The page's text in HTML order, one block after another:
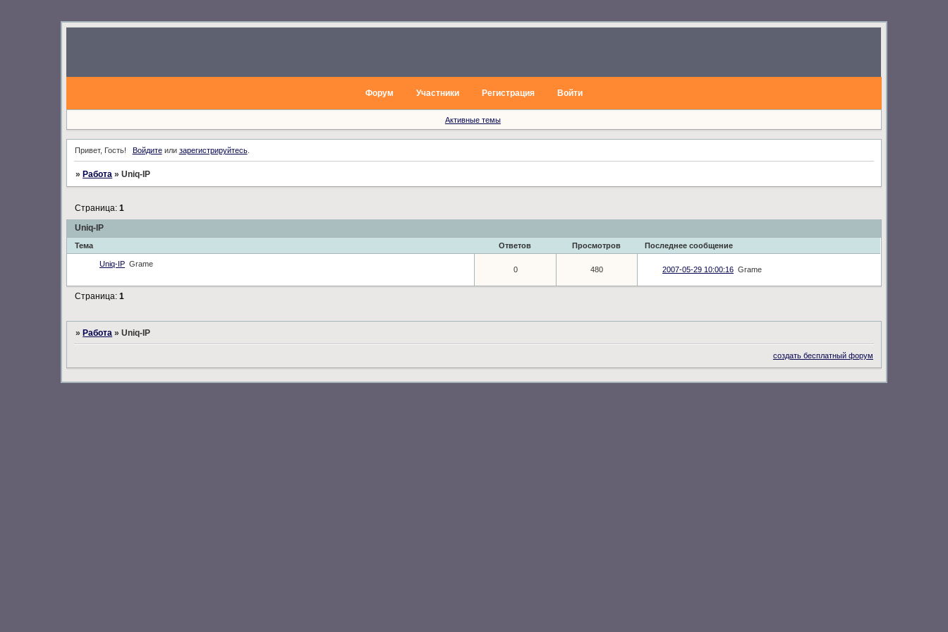
Форум Участники Регистрация Войти
Активные темы
Привет, Гость! Войдитеили зарегистрируйтесь.
» Работа »Uniq-IP
Uniq-IP
Страница:1
Тема Ответов Просмотров Последнее сообщение
Uniq-IP Grame
0 480 2007-05-29 10:00:16 Grame
Страница:1
» Работа »Uniq-IP
создать бесплатный форум